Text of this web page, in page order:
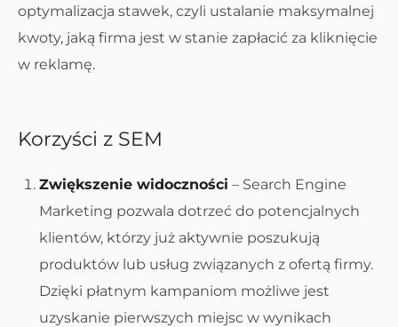
optymalizacja stawek, czyli ustalanie maksymalnej
kwoty, jaką firma jest w stanie zapłacić za kliknięcie
w reklamę.
Korzyści z SEM
Zwiększenie widoczności – Search Engine
Marketing pozwala dotrzeć do potencjalnych
klientów, którzy już aktywnie poszukują
produktów lub usług związanych z ofertą firmy.
Dzięki płatnym kampaniom możliwe jest
uzyskanie pierwszych miejsc w wynikach